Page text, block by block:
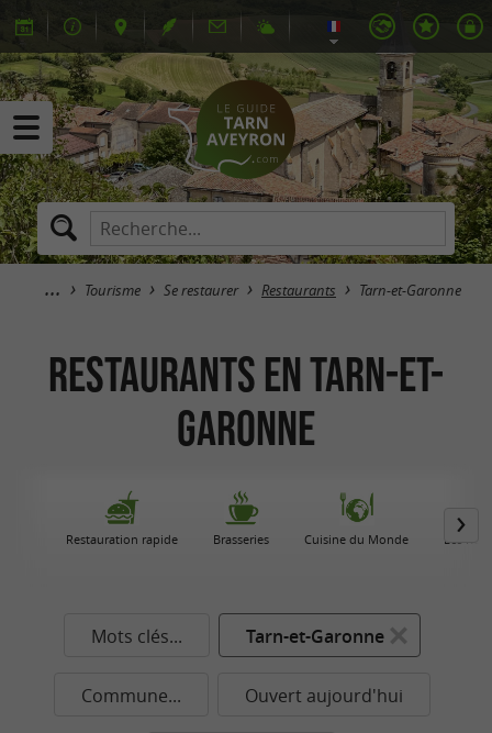
Tourisme Se restaurer Restaurants Tarn-et-Garonne
Restaurants en Tarn-et-
Garonne
Restauration rapide Brasseries Cuisine du Monde Les
Mots clés... Tarn-et-Garonne
Commune... Ouvert aujourd'hui